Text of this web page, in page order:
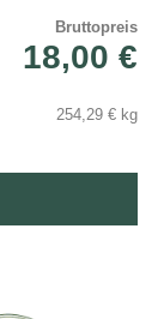
Bruttopreis
18,00 €
254,29 € kg